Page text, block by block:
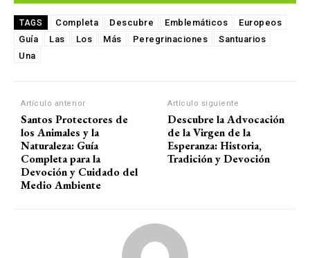
TAGS Completa Descubre Emblemáticos
Europeos
Guía
Las Los Más Peregrinaciones
Santuarios
Una
Artículo anterior
Santos Protectores de
los Animales y la
Naturaleza: Guía
Completa para la
Devoción y Cuidado del
Medio Ambiente
Artículo siguiente
Descubre la Advocación
de la Virgen de la
Esperanza: Historia,
Tradición y Devoción